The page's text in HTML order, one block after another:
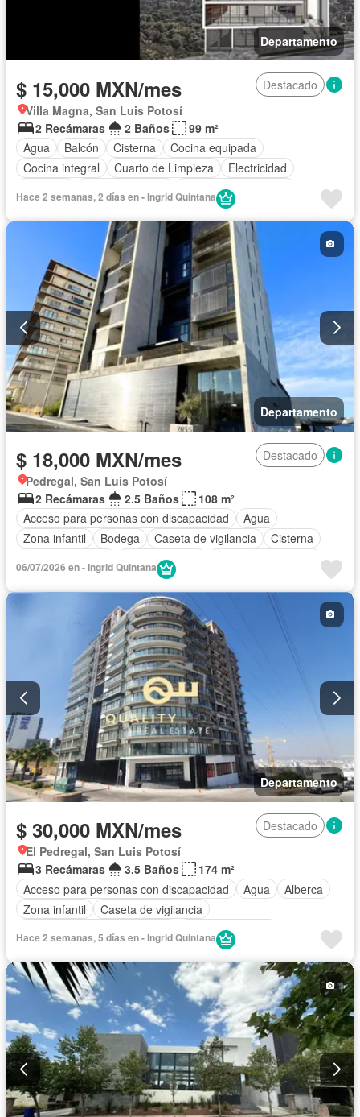
Departamento
$ 15,000 MXN/mes
Destacado
Villa Magna, San Luis Potosí
2 Recámaras
2 Baños
99 m²
Agua
Balcón Cisterna
Cocina equipada
Cocina integral
Cuarto de Limpieza
Electricidad
Recámara con closet
Permite mascotas
Hace 2 semanas, 2 días en - Ingrid Quintana
Departamento
$ 18,000 MXN/mes
Destacado
Pedregal, San Luis Potosí
2 Recámaras
2.5 Baños
108 m²
Acceso para personas con discapacidad
Agua
Zona infantil
Bodega Caseta de vigilancia
Cisterna
Cocina integral
Estacionamiento
Recámara con closet
Sala polivalente
Seguridad
Vista panorámica Sin amueblar
06/07/2026 en - Ingrid Quintana
Departamento
$ 30,000 MXN/mes
Destacado
El Pedregal, San Luis Potosí
3 Recámaras
3.5 Baños
174 m²
Acceso para personas con discapacidad
Agua
Alberca
Zona infantil
Caseta de vigilancia
Cocina equipada
Cuarto de servicio
Electricidad
Elevador Estacionamiento
Gimnasio
Recámara con closet
Sala polivalente
Seguridad
Wifi Zonas verdes Sin amueblar
Hace 2 semanas, 5 días en - Ingrid Quintana